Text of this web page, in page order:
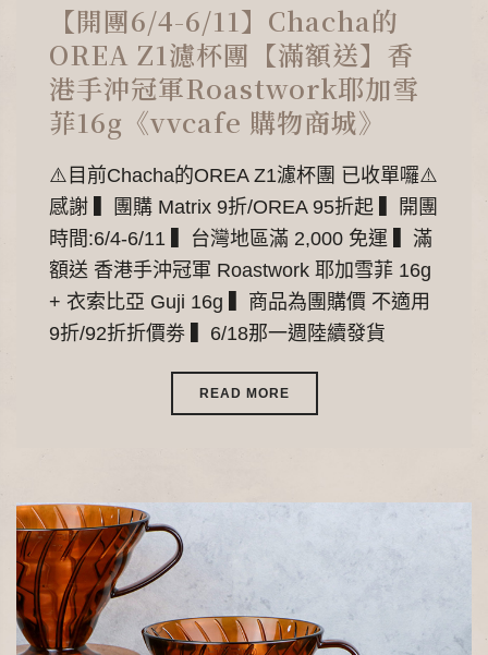
【開團6/4-6/11】Chacha的
OREA Z1濾杯團【滿額送】香
港手沖冠軍Roastwork耶加雪
菲16g《vvcafe 購物商城》
⚠️目前Chacha的OREA Z1濾杯團 已收單囉⚠️
感謝 ▍團購 Matrix 9折/OREA 95折起 ▍開團
時間:6/4-6/11 ▍台灣地區滿 2,000 免運 ▍滿
額送 香港手沖冠軍 Roastwork 耶加雪菲 16g
+ 衣索比亞 Guji 16g ▍商品為團購價 不適用
9折/92折折價劵 ▍6/18那一週陸續發貨
READ MORE